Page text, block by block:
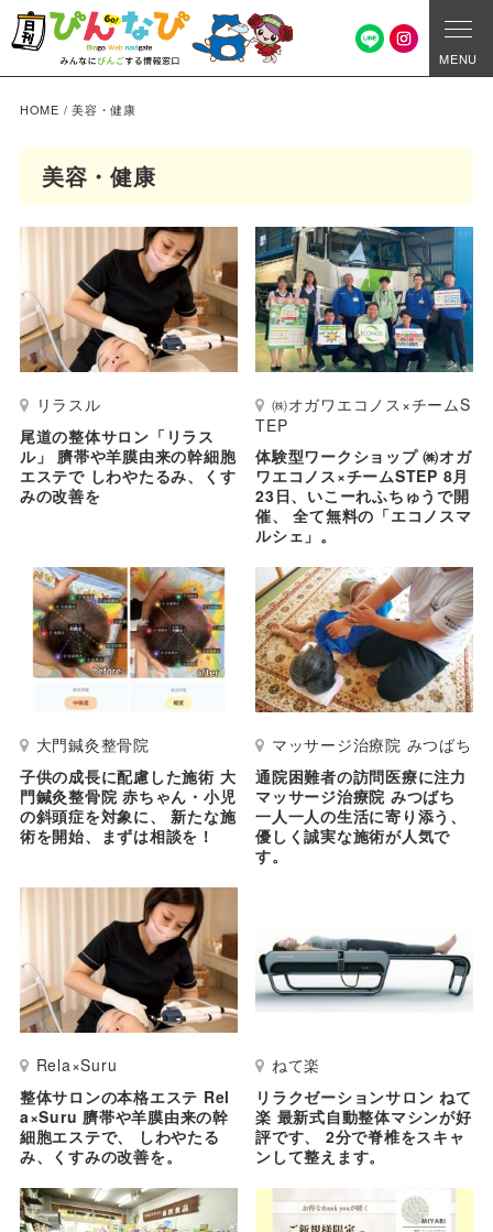
MENU
HOME /美容・健康
美容・健康
リラスル
尾道の整体サロン「リラス
ル」 臍帯や羊膜由来の幹細胞
エステで しわやたるみ、くす
みの改善を
㈱オガワエコノス×チームS
TEP
体験型ワークショップ ㈱オガ
ワエコノス×チームSTEP 8月
23日、いこーれふちゅうで開
催、 全て無料の「エコノスマ
ルシェ」。
大門鍼灸整骨院
子供の成長に配慮した施術 大
門鍼灸整骨院 赤ちゃん・小児
の斜頭症を対象に、 新たな施
術を開始、まずは相談を！
マッサージ治療院 みつばち
通院困難者の訪問医療に注力
マッサージ治療院 みつばち
一人一人の生活に寄り添う、
優しく誠実な施術が人気で
す。
Rela×Suru
整体サロンの本格エステ Rel
a×Suru 臍帯や羊膜由来の幹
細胞エステで、 しわやたる
み、くすみの改善を。
ねて楽
リラクゼーションサロン ねて
楽 最新式自動整体マシンが好
評です、 2分で脊椎をスキャ
ンして整えます。